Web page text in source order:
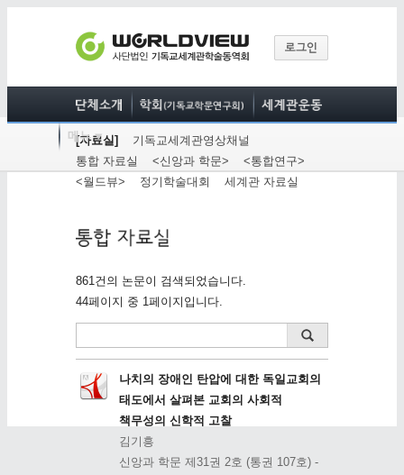
[자료실]
기독교세계관영상채널
통합 자료실
<신앙과 학문>
<통합연구>
<월드뷰>
정기학술대회 세계관 자료실
861건의 논문이 검색되었습니다.
44페이지 중 1페이지입니다.
나치의 장애인 탄압에 대한 독일교회의
태도에서 살펴본 교회의 사회적
책무성의 신학적 고찰
김기흥
신앙과 학문 제31권 2호 (통권 107호) -